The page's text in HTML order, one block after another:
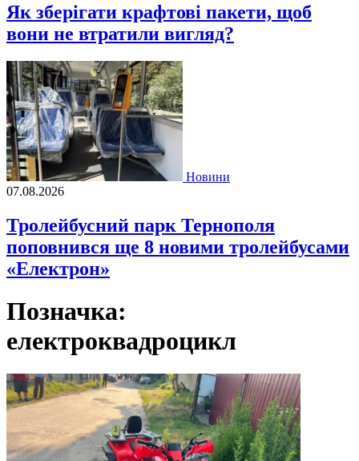
Як зберігати крафтові пакети, щоб
вони не втратили вигляд?
Новини
07.08.2026
Тролейбусний парк Тернополя
поповнився ще 8 новими тролейбусами
«Електрон»
Позначка:
електроквадроцикл